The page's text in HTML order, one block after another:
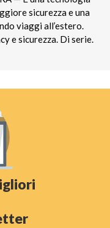
sicurezza e una
viaggi all’estero.
e sicurezza. Di serie.